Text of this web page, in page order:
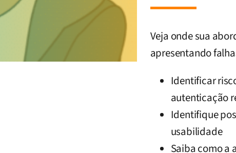
Veja onde sua
apresentando
Identificar
autenticação
Identifique
usabilidade
Saiba como a